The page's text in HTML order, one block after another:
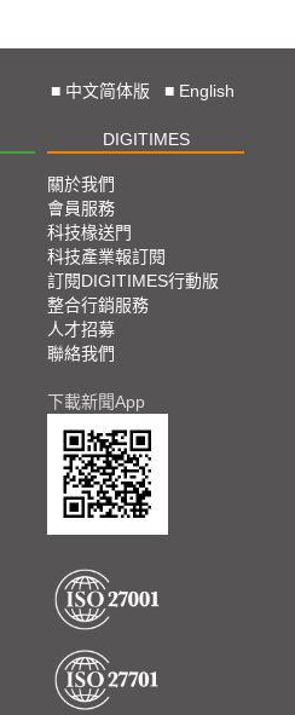
■ 中文简体版 ■ English
DIGITIMES
關於我們
會員服務
科技椽送門
科技產業報訂閱
訂閱DIGITIMES行動版
整合行銷服務
人才招募
聯絡我們
下載新聞App